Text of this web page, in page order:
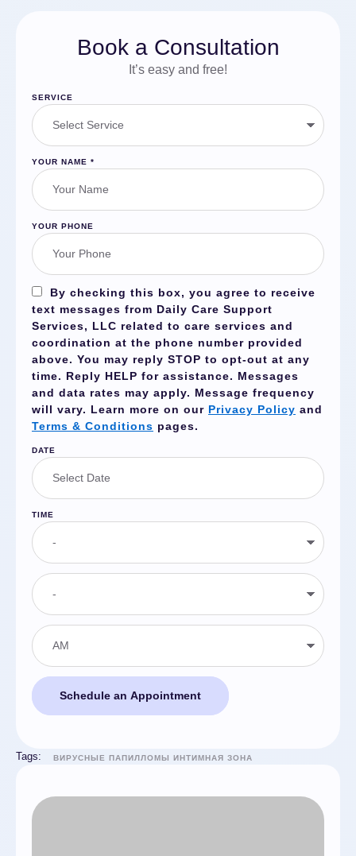
Book a Consultation
It’s easy and free!
SERVICE
YOUR NAME *
YOUR PHONE
By checking this box, you agree to receive
text messages from Daily Care Support
Services, LLC related to care services and
coordination at the phone number provided
above. You may reply STOP to opt-out at any
time. Reply HELP for assistance. Messages
and data rates may apply. Message frequency
will vary. Learn more on our Privacy Policy and
Terms & Conditions pages.
DATE
TIME
Schedule an Appointment
Tags: ВИРУСНЫЕ ПАПИЛЛОМЫ ИНТИМНАЯ ЗОНА